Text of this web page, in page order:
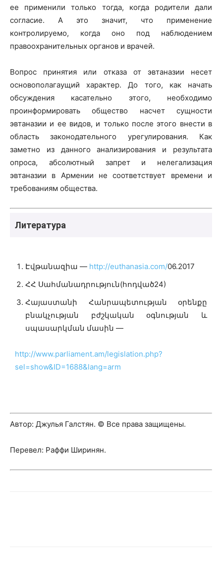
ее применили только тогда, когда родители дали
согласие. А это значит, что применение
контролируемо, когда оно под наблюдением
правоохранительных органов и врачей.
Вопрос принятия или отказа от эвтаназии несет
основополагаущий характер. До того, как начать
обсуждения касательно этого, необходимо
проинформировать общество насчет сущности
эвтаназии и ее видов, и только после этого внести в
область законодательного урегулирования. Как
заметно из данного анализирования и результата
опроса, абсолютный запрет и нелегализация
эвтаназии в Армении не соответствует времени и
требованиям общества.
Литература
Էվթանազիա — http://euthanasia.com/06.2017
ՀՀ Սահմանադրություն(հոդված24)
Հայաստանի Հանրապետության օրենքը
բնակչության բժշկական օգնության և
սպասարկման մասին —
http://www.parliament.am/legislation.php?
sel=show&ID=1688&lang=arm
Автор: Джулья Галстян. © Все права защищены.
Перевел: Раффи Ширинян.